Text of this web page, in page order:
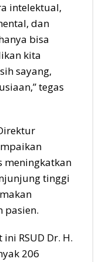
intelektual,
dan
bisa
kita
sayang,
tegas
meningkatkan
tinggi
pasien.
RSUD Dr. H.
206